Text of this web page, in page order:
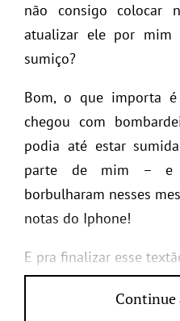
não consigo colocar
atualizar ele por mim
sumiço?
Bom, o que importa
chegou com
podia até estar
parte de mim – e
borbulharam nesses
notas do Iphone!
E pra finalizar esse
welcome back : )Continue